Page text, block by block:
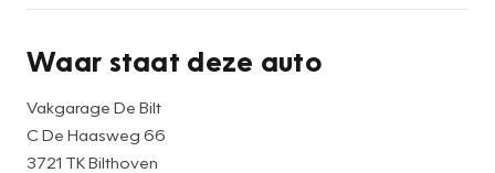
Waar staat deze auto
Vakgarage De Bilt
C De Haasweg 66
3721 TK Bilthoven